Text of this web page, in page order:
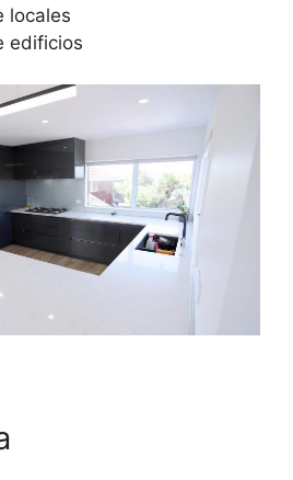
locales
edificios